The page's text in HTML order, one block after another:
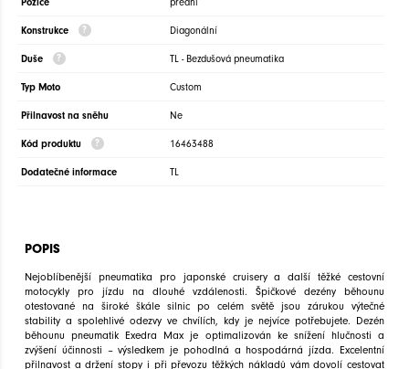
Konstrukce Diagonální
Duše TL - Bezdušová pneumatika
Typ Moto Custom
Přilnavost na sněhu Ne
Kód produktu 16463488
Dodatečné informace TL
POPIS
Nejoblíbenější pneumatika pro japonské cruisery a další těžké cestovní
motocykly pro jízdu na dlouhé vzdálenosti. Špičkové dezény běhounu
otestované na široké škále silnic po celém světě jsou zárukou výtečné
stability a spolehlivé odezvy ve chvílích, kdy je nejvíce potřebujete. Dezén
běhounu pneumatik Exedra Max je optimalizován ke snížení hlučnosti a
zvýšení účinnosti – výsledkem je pohodlná a hospodárná jízda. Excelentní
přilnavost a držení stopy i při převozu těžkých nákladů vám dovolí cestovat